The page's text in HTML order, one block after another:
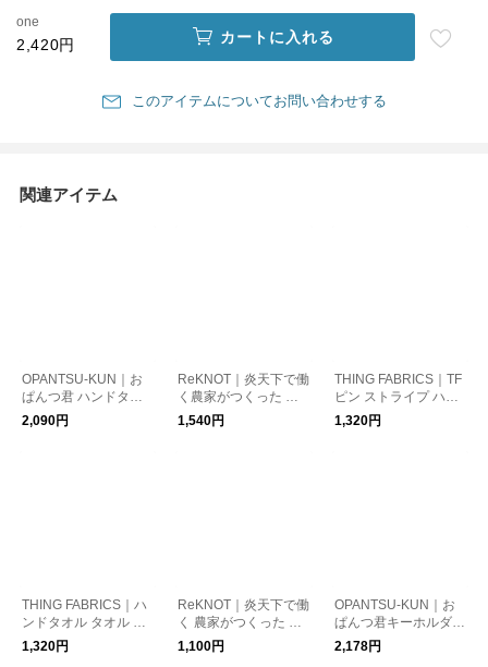
one
2,420円 カートに入れる
このアイテムについてお問い合わせする
関連アイテム
OPANTSU-KUN｜お
ぱんつ君 ハンドタオ
ル 雑貨 コットン おぱ
んつくん
2,090円
ReKNOT｜炎天下で働
く農家がつくった 手
ぬぐい タオル スカー
フ ユニセックス 吸水
1,540円
THING FABRICS｜TF
ピン ストライプ ハン
ドタオル ハンカチ ユ
ニセックス TFOT-106
1,320円
THING FABRICS｜ハ
ンドタオル タオル ハ
ンカチ 雑貨 TIP TOP 3
65 HAND TOWEL TF
1,320円
ReKNOT｜炎天下で働
く 農家がつくった 手
ぬぐい ハンカチ MFS
2610 リノット ギフト
1,100円
OPANTSU-KUN｜お
ぱんつ君キーホルダー
MOUマスコットキー
ホルダー SUNマスコ
2,178円